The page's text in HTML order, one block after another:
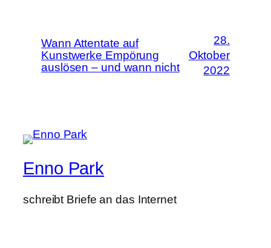
Wann Attentate auf
Kunstwerke Empörung
auslösen – und wann nicht
28.
Oktober
2022
Enno Park
schreibt Briefe an das Internet